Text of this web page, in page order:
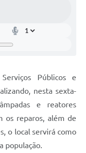
Públicos e
nesta sexta-
e reatores
os reparos, além de
o local servirá como
população.